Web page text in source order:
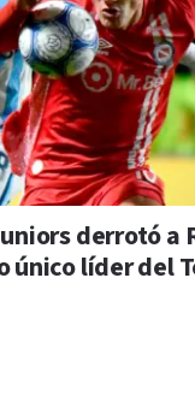
derrotó a
único líder del